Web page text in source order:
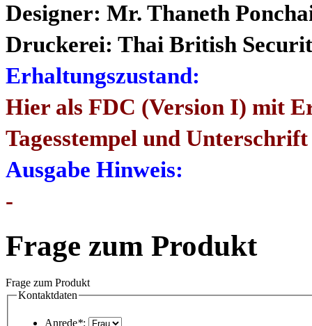
Designer: Mr. Thaneth
Druckerei: Thai British
Erhaltungszustand:
Hier als FDC (Version I) mit
Tagesstempel und
Ausgabe Hinweis:
-
Frage zum Produkt
Frage zum Produkt
Kontaktdaten
Anrede*: